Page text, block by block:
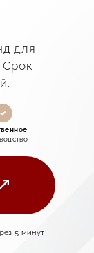
для
Срок
5 минут